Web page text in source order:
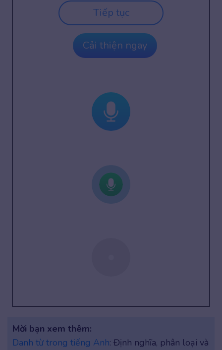
Tiếp tục
Cải thiện ngay
Mời bạn xem thêm:
Danh từ trong tiếng Anh: Định nghĩa, phân loại và